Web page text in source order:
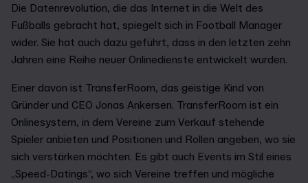
Die Datenrevolution, die das Internet in die Welt des
Fußballs gebracht hat, spiegelt sich in Football Manager
wider. Sie hat auch dazu geführt, dass in den letzten zehn
Jahren eine Reihe neuer Onlinedienste entwickelt wurden.
Einer davon ist TransferRoom, das geistige Kind von
Gründer und CEO Jonas Ankersen. TransferRoom ist ein
Onlinesystem, in dem Vereine zum Verkauf stehende
Spieler anbieten und Positionen und Rollen angeben, wo sie
sich verstärken möchten. Es gibt auch Events im Stil eines
„Speed-Datings“, wo sich Vereine treffen und mögliche